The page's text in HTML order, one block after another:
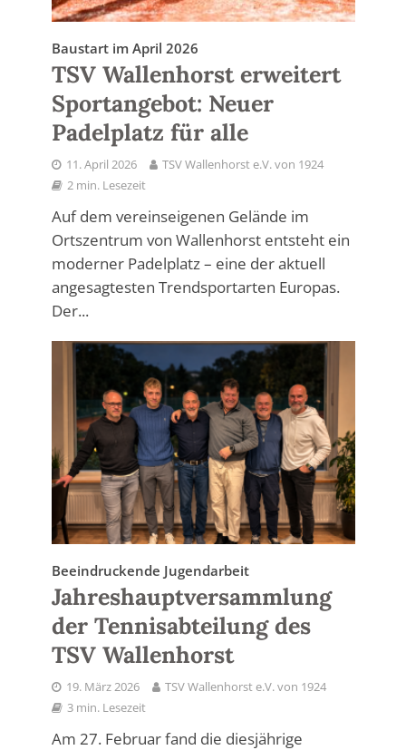
Baustart im April 2026
TSV Wallenhorst erweitert
Sportangebot: Neuer
Padelplatz für alle
11. April 2026
TSV Wallenhorst e.V. von 1924
2 min. Lesezeit
Auf dem vereinseigenen Gelände im
Ortszentrum von Wallenhorst entsteht ein
moderner Padelplatz – eine der aktuell
angesagtesten Trendsportarten Europas.
Der...
Beeindruckende Jugendarbeit
Jahreshauptversammlung
der Tennisabteilung des
TSV Wallenhorst
19. März 2026
TSV Wallenhorst e.V. von 1924
3 min. Lesezeit
Am 27. Februar fand die diesjährige